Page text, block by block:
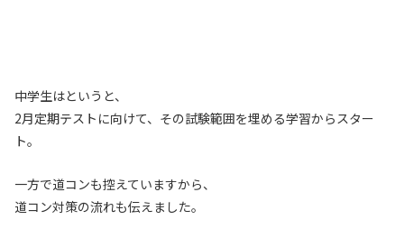
中学生はというと、
2月定期テストに向けて、その試験範囲を埋める学習からスター
ト。
一方で道コンも控えていますから、
道コン対策の流れも伝えました。